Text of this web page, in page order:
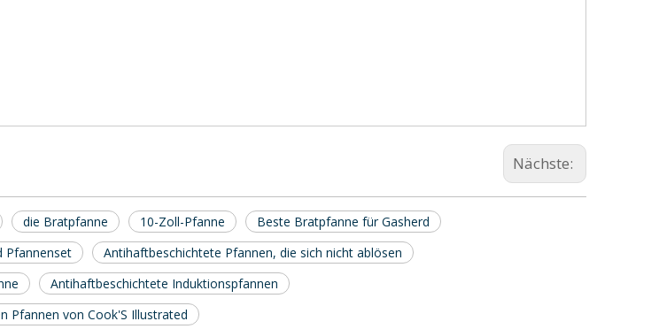
Nächste:
die Bratpfanne 10-Zoll-Pfanne
Beste Bratpfanne für Gasherd
Pfannenset
Antihaftbeschichtete Pfannen, die sich nicht ablösen
Antihaftbeschichtete Induktionspfannen
Pfannen von Cook'S Illustrated